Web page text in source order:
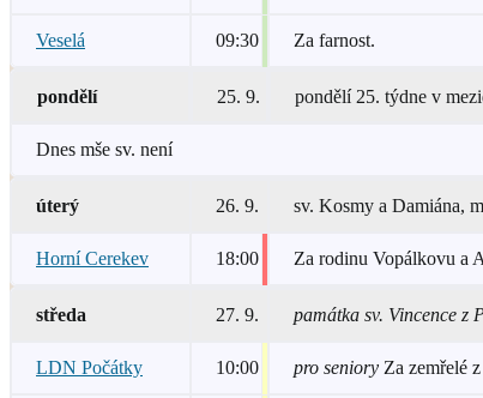
Veselá 09:30 Za farnost.
pondělí 25. 9. pondělí 25. týdne v
Dnes mše sv. není
úterý 26. 9. sv. Kosmy a Damiána,
Horní Cerekev 18:00 Za rodinu Vopálkovu a
středa 27. 9. památka sv. Vincence z
LDN Počátky 10:00 pro seniory Za zemřelé